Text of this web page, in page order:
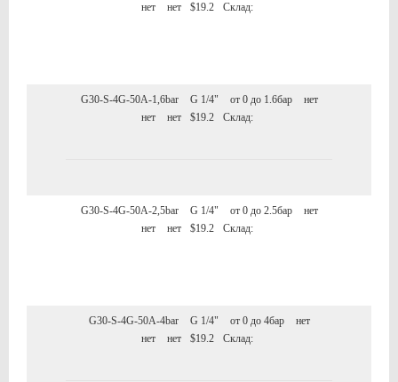
нет
нет $19.2 Склад:
G30-S-4G-50A-1,6bar G 1/4" от 0 до 1.6бар
нет
нет
нет $19.2 Склад:
G30-S-4G-50A-2,5bar G 1/4" от 0 до 2.5бар
нет
нет
нет $19.2 Склад:
G30-S-4G-50A-4bar G 1/4" от 0 до 4бар
нет
нет
нет $19.2 Склад: